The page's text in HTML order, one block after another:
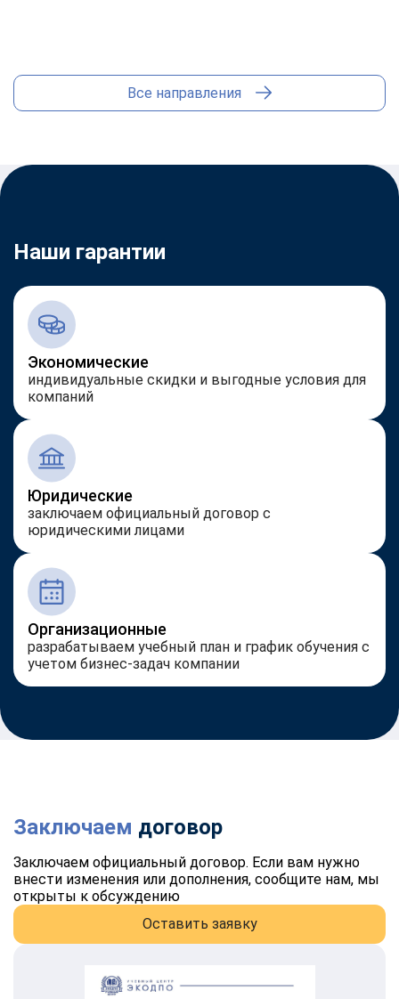
Все направления
Наши гарантии
Экономические
индивидуальные скидки и выгодные условия для
компаний
Юридические
заключаем официальный договор с
юридическими лицами
Организационные
разрабатываем учебный план и график обучения с
учетом бизнес-задач компании
Заключаем договор
Заключаем официальный договор. Если вам нужно
внести изменения или дополнения, сообщите нам, мы
открыты к обсуждению
Оставить заявку